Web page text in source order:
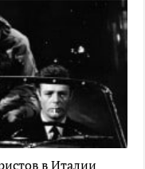
в Италии